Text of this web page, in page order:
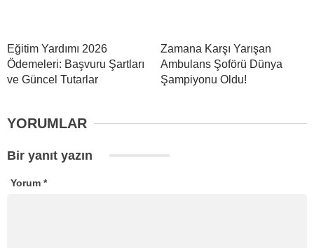
Eğitim Yardımı 2026
Ödemeleri: Başvuru Şartları
ve Güncel Tutarlar
Zamana Karşı Yarışan
Ambulans Şoförü Dünya
Şampiyonu Oldu!
YORUMLAR
Bir yanıt yazın
Yorum *